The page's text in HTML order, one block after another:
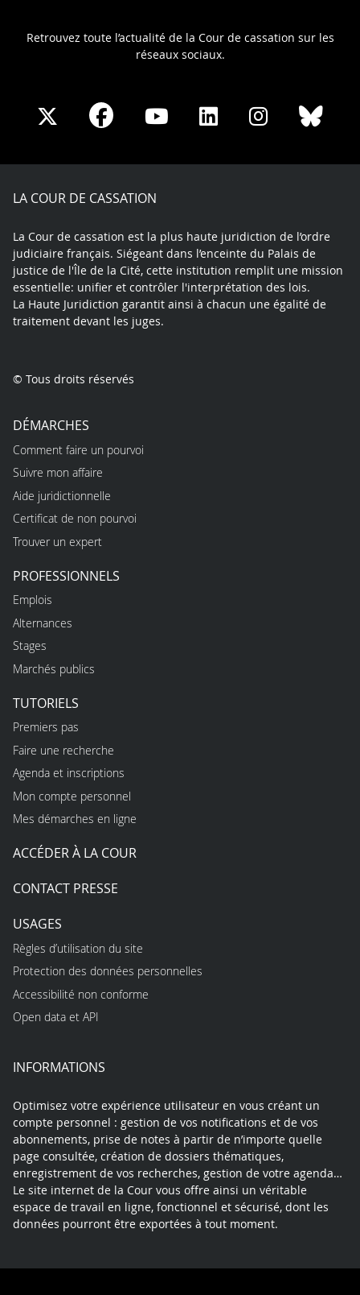
Retrouvez toute l’actualité de la Cour de cassation sur les
réseaux sociaux.
Share
X
Share
Facebook
Share
Youtube
Share
LinkedIn
Share
Instagram
LA COUR DE CASSATION
La Cour de cassation est la plus haute juridiction de l’ordre
judiciaire français. Siégeant dans l’enceinte du Palais de
justice de l'Île de la Cité, cette institution remplit une mission
essentielle: unifier et contrôler l'interprétation des lois.
La Haute Juridiction garantit ainsi à chacun une égalité de
traitement devant les juges.
© Tous droits réservés
DÉMARCHES
Comment faire un pourvoi
Suivre mon affaire
Aide juridictionnelle
Certificat de non pourvoi
Trouver un expert
PROFESSIONNELS
Emplois
Alternances
Stages
Marchés publics
TUTORIELS
Premiers pas
Faire une recherche
Agenda et inscriptions
Mon compte personnel
Mes démarches en ligne
ACCÉDER À LA COUR
CONTACT PRESSE
USAGES
Règles d’utilisation du site
Protection des données personnelles
Accessibilité non conforme
Open data et API
INFORMATIONS
Optimisez votre expérience utilisateur en vous créant un
compte personnel : gestion de vos notifications et de vos
abonnements, prise de notes à partir de n’importe quelle
page consultée, création de dossiers thématiques,
enregistrement de vos recherches, gestion de votre agenda…
Le site internet de la Cour vous offre ainsi un véritable
espace de travail en ligne, fonctionnel et sécurisé, dont les
données pourront être exportées à tout moment.